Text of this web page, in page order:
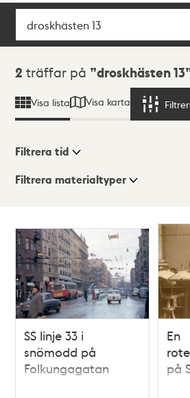
Sök
Sökresultat
2 träffar på droskhästen 13
Visa lista Visa karta
Visningsläge
Lista
Karta
Filtrera tid
Filtrera materialtyper
träffar
SS linje 33 i
snömodd på
Folkungagatan
En
på